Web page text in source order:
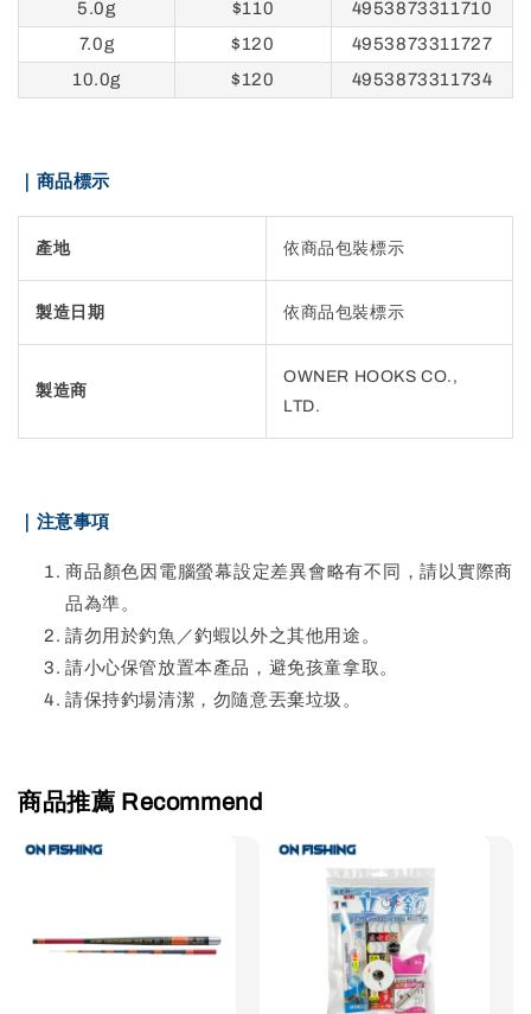
5.0g $110
4953873311710
7.0g
$120
4953873311727
10.0g
$120 4953873311734
｜商品標示
產地 依商品包裝標示
製造日期 依商品包裝標示
製造商
OWNER HOOKS CO.,
LTD.
｜注意事項
商品顏色因電腦螢幕設定差異會略有不同，請以實際商
品為準。
請勿用於釣魚／釣蝦以外之其他用途。
請小心保管放置本產品，避免孩童拿取。
請保持釣場清潔，勿隨意丟棄垃圾。
商品推薦 Recommend